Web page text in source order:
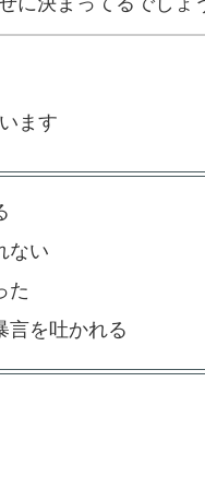
ます
ない
た
言を吐かれる